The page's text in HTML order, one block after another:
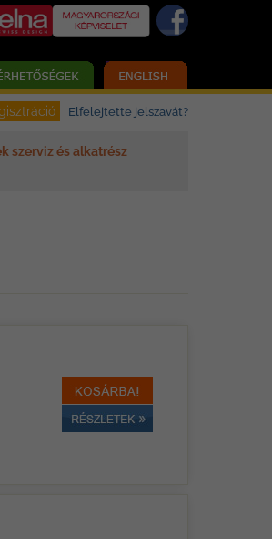
Elfelejtette jelszavát?
szerviz és alkatrész